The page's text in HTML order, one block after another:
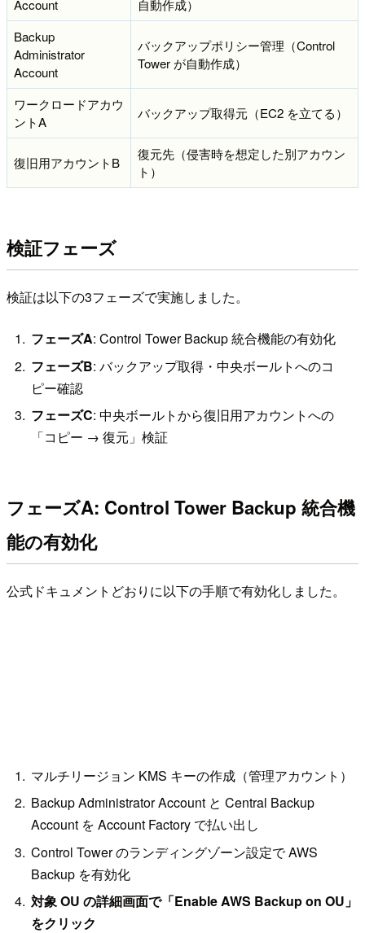
Account
自動作成）
Backup
Administrator
Account
バックアップポリシー管理（Control
Tower が自動作成）
ワークロードアカウ
ントA
バックアップ取得元（EC2 を立てる）
復旧用アカウントB
復元先（侵害時を想定した別アカウン
ト）
検証フェーズ
検証は以下の3フェーズで実施しました。
フェーズA: Control Tower Backup 統合機能の有効化
フェーズB: バックアップ取得・中央ボールトへのコ
ピー確認
フェーズC: 中央ボールトから復旧用アカウントへの
「コピー → 復元」検証
フェーズA: Control Tower Backup 統合機
能の有効化
公式ドキュメントどおりに以下の手順で有効化しました。
マルチリージョン KMS キーの作成（管理アカウント）
Backup Administrator Account と Central Backup
Account を Account Factory で払い出し
Control Tower のランディングゾーン設定で AWS
Backup を有効化
対象 OU の詳細画面で「Enable AWS Backup on OU」
をクリック